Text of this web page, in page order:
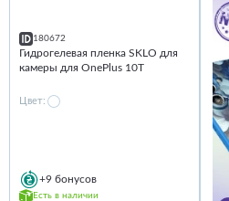
180672
Гидрогелевая пленка SKLO для
камеры для OnePlus 10T
Цвет:
+9 бонусов
Есть в наличии